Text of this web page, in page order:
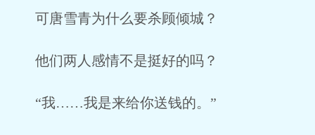
可唐雪青为什么要杀顾倾城？
他们两人感情不是挺好的吗？
“我……我是来给你送钱的。”